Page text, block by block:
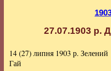
27.07.1903 р.
14 (27) липня 1903 р. Зелений
Гай